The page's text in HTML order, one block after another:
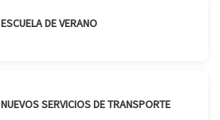
ESCUELA DE VERANO
NUEVOS SERVICIOS DE TRANSPORTE